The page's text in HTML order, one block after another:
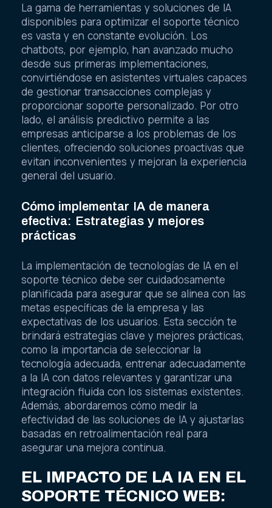
La gama de herramientas y soluciones de IA
disponibles para optimizar el soporte técnico
es vasta y en constante evolución. Los
chatbots, por ejemplo, han avanzado mucho
desde sus primeras implementaciones,
convirtiéndose en asistentes virtuales capaces
de gestionar transacciones complejas y
proporcionar soporte personalizado. Por otro
lado, el análisis predictivo permite a las
empresas anticiparse a los problemas de los
clientes, ofreciendo soluciones proactivas que
evitan inconvenientes y mejoran la experiencia
general del usuario.
Cómo implementar IA de manera
efectiva: Estrategias y mejores
prácticas
La implementación de tecnologías de IA en el
soporte técnico debe ser cuidadosamente
planificada para asegurar que se alinea con las
metas específicas de la empresa y las
expectativas de los usuarios. Esta sección te
brindará estrategias clave y mejores prácticas,
como la importancia de seleccionar la
tecnología adecuada, entrenar adecuadamente
a la IA con datos relevantes y garantizar una
integración fluida con los sistemas existentes.
Además, abordaremos cómo medir la
efectividad de las soluciones de IA y ajustarlas
basadas en retroalimentación real para
asegurar una mejora continua.
EL IMPACTO DE LA IA EN EL
SOPORTE TÉCNICO WEB: